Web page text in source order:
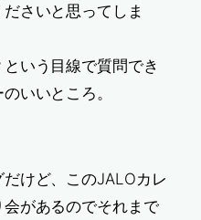
さいと思ってしま
いう目線で質問でき
いいところ。
けど、このJALOカレ
があるのでそれまで